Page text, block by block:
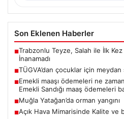
Son Eklenen Haberler
■Trabzonlu Teyze, Salah ile İlk Kez
İnanamadı
■TÜGVA’dan çocuklar için
■Emekli maaşı ödemeleri ne
Emekli Sandığı maaş ödemeleri
■Muğla Yatağan’da orman yangını
■Açık Hava Mimarisinde Kalite ve